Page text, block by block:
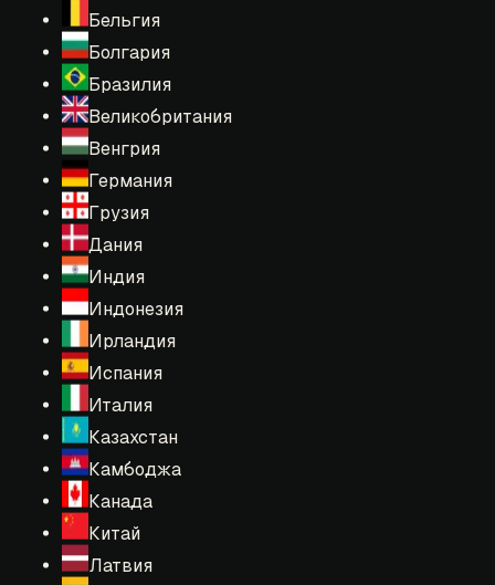
Бельгия
Болгария
Бразилия
Великобритания
Венгрия
Германия
Грузия
Дания
Индия
Индонезия
Ирландия
Испания
Италия
Казахстан
Камбоджа
Канада
Китай
Латвия